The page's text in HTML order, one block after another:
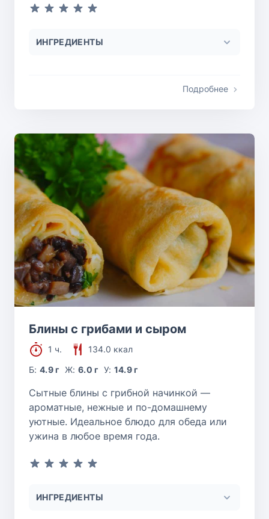
ИНГРЕДИЕНТЫ
Подробнее
Блины с грибами и сыром
1 ч.
134.0 ккал
Б:4.9 г Ж: 6.0 г У: 14.9 г
Сытные блины с грибной начинкой —
ароматные, нежные и по-домашнему
уютные. Идеальное блюдо для обеда или
ужина в любое время года.
ИНГРЕДИЕНТЫ